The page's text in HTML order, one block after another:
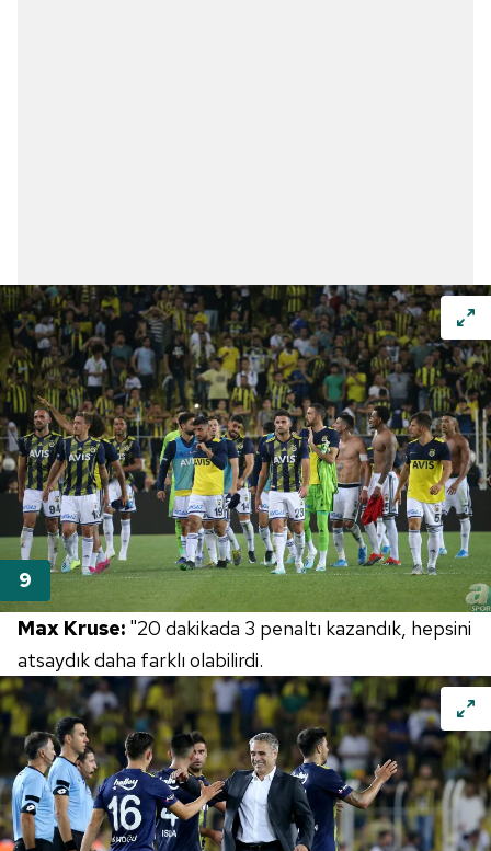
Max Kruse: "20 dakikada 3 penaltı kazandık, hepsini
atsaydık daha farklı olabilirdi.